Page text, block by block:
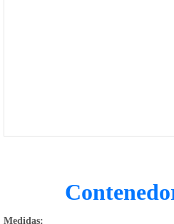
Medidas: